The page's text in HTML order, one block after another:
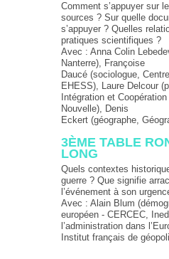
Comment s’appuyer sur
sources ? Sur quelle
s’appuyer ? Quelles
pratiques scientifiques ?
Avec : Anna Colin
Nanterre), Françoise
Daucé (sociologue,
EHESS), Laure Delcour
Intégration et
Nouvelle), Denis
Eckert (géographe,
3ÈME TABLE
LONG
Quels contextes
guerre ? Que signifie
l’événement à son
Avec : Alain Blum
européen - CERCEC,
l’administration dans
Institut français de